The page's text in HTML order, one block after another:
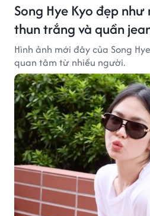
Song Hye Kyo đẹp
thun trắng và quần
Hình ảnh mới đây của Song
quan tâm từ nhiều người.